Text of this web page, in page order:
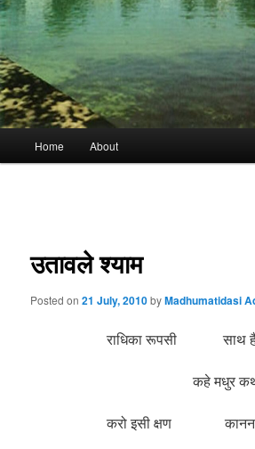
Home About
उतावले श्याम
Posted on21 July, 2010byMadhumatidasi
राधिका रूपसी साथ है
कहे मधुर
करो इसी क्षण कानन